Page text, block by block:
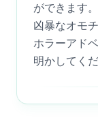
ができます
凶暴なオモ
ホラーアド
明かしてくだ